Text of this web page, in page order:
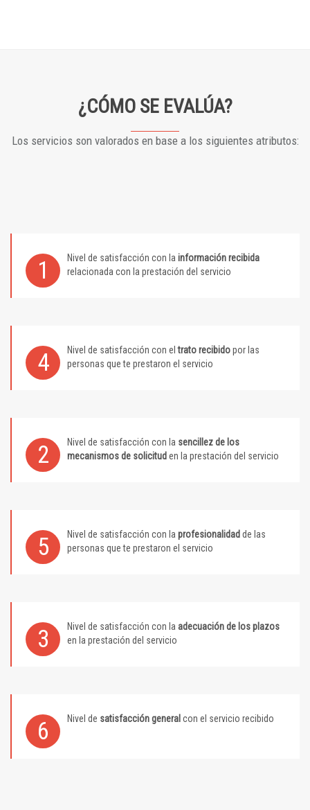
¿CÓMO SE EVALÚA?
Los servicios son valorados en base a los siguientes atributos:
1 Nivel de satisfacción con la información recibida
relacionada con la prestación del servicio
4 Nivel de satisfacción con eltrato recibidopor las
personas que te prestaron el servicio
2 Nivel de satisfacción con la sencillez de los
mecanismos de solicitud en la prestación del servicio
5 Nivel de satisfacción con la profesionalidad de las
personas que te prestaron el servicio
3 Nivel de satisfacción con la adecuación de los plazos
en la prestación del servicio
6 Nivel de satisfacción general con el servicio recibido